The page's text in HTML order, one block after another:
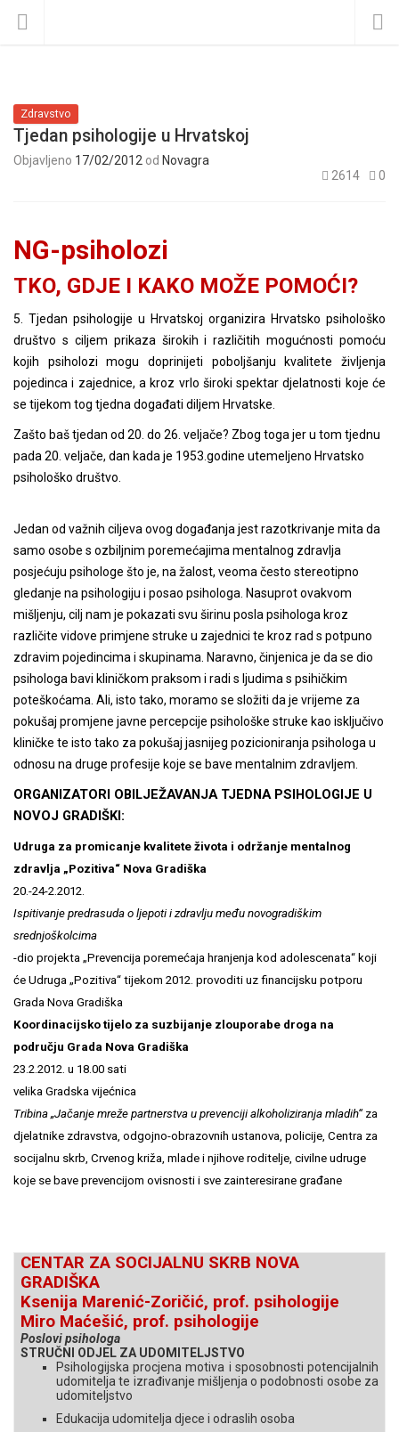
Zdravstvo
Tjedan psihologije u Hrvatskoj
Objavljeno 17/02/2012 od Novagra
2614
0
NG-psiholozi
TKO, GDJE I KAKO MOŽE POMOĆI?
5. Tjedan psihologije u Hrvatskoj organizira Hrvatsko psihološko
društvo s ciljem prikaza širokih i različitih mogućnosti pomoću
kojih psiholozi mogu doprinijeti poboljšanju kvalitete življenja
pojedinca i zajednice, a kroz vrlo široki spektar djelatnosti koje će
se tijekom tog tjedna događati diljem Hrvatske.
Zašto baš tjedan od 20. do 26. veljače? Zbog toga jer u tom tjednu
pada 20. veljače, dan kada je 1953.godine utemeljeno Hrvatsko
psihološko društvo.
Jedan od važnih ciljeva ovog događanja jest razotkrivanje mita da
samo osobe s ozbiljnim poremećajima mentalnog zdravlja
posjećuju psihologe što je, na žalost, veoma često stereotipno
gledanje na psihologiju i posao psihologa. Nasuprot ovakvom
mišljenju, cilj nam je pokazati svu širinu posla psihologa kroz
različite vidove primjene struke u zajednici te kroz rad s potpuno
zdravim pojedincima i skupinama. Naravno, činjenica je da se dio
psihologa bavi kliničkom praksom i radi s ljudima s psihičkim
poteškoćama. Ali, isto tako, moramo se složiti da je vrijeme za
pokušaj promjene javne percepcije psihološke struke kao isključivo
kliničke te isto tako za pokušaj jasnijeg pozicioniranja psihologa u
odnosu na druge profesije koje se bave mentalnim zdravljem.
ORGANIZATORI OBILJEŽAVANJA TJEDNA PSIHOLOGIJE U
NOVOJ GRADIŠKI:
Udruga za promicanje kvalitete života i održanje mentalnog
zdravlja „Pozitiva“ Nova Gradiška
20.-24-2.2012.
Ispitivanje predrasuda o ljepoti i zdravlju među novogradiškim
srednjoškolcima
-dio projekta „Prevencija poremećaja hranjenja kod adolescenata“ koji
će Udruga „Pozitiva“ tijekom 2012. provoditi uz financijsku potporu
Grada Nova Gradiška
Koordinacijsko tijelo za suzbijanje zlouporabe droga na
području Grada Nova Gradiška
23.2.2012. u 18.00 sati
velika Gradska vijećnica
Tribina „Jačanje mreže partnerstva u prevenciji alkoholiziranja mladih“za
djelatnike zdravstva, odgojno-obrazovnih ustanova, policije, Centra za
socijalnu skrb, Crvenog križa, mlade i njihove roditelje, civilne udruge
koje se bave prevencijom ovisnosti i sve zainteresirane građane
CENTAR ZA SOCIJALNU SKRB NOVA
GRADIŠKA
Ksenija Marenić-Zoričić, prof. psihologije
Miro Maćešić, prof. psihologije
Poslovi psihologa
STRUČNI ODJEL ZA UDOMITELJSTVO
Psihologijska procjena motiva i sposobnosti potencijalnih
udomitelja te izrađivanje mišljenja o podobnosti osobe za
udomiteljstvo
Edukacija udomitelja djece i odraslih osoba